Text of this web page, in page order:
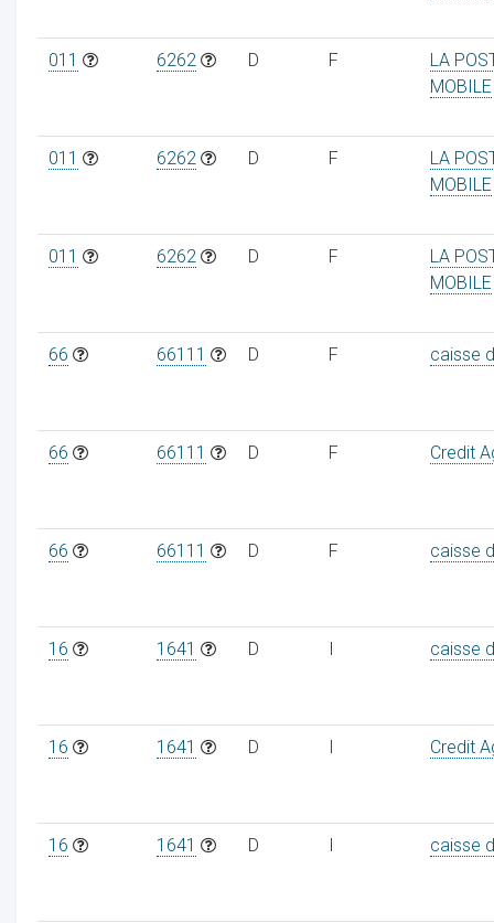
011 6262 D F
LA
MOBILE
011 6262 D F
LA
MOBILE
011 6262 D F
LA
MOBILE
66 66111 D F caisse
66 66111 D F Credit
66 66111 D F caisse
16 1641 D I caisse
16 1641 D I Credit
16 1641 D I caisse